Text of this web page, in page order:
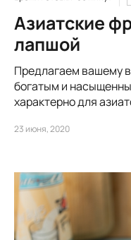
Азиатские
лапшой
Предлагаем вашему
богатым и
характерно для
23 июня, 2020